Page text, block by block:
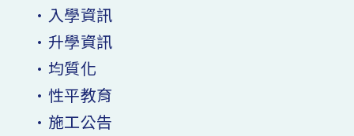
•入學資訊
•升學資訊
•均質化
•性平教育
•施工公告